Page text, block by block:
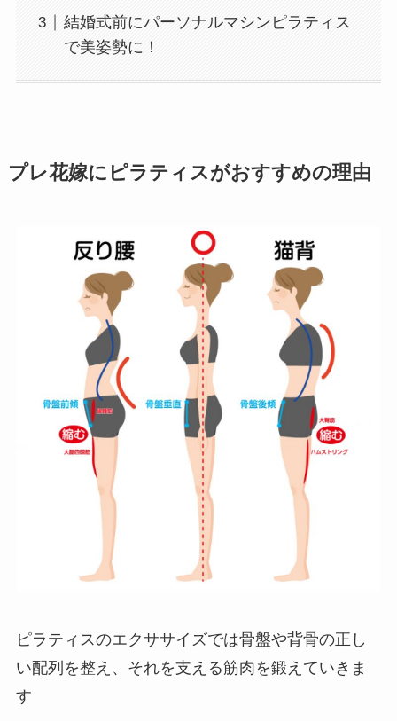
結婚式前にパーソナルマシンピラティス
で美姿勢に！
プレ花嫁にピラティスがおすすめの理由
ピラティスのエクササイズでは骨盤や背骨の正し
い配列を整え、それを支える筋肉を鍛えていきま
す